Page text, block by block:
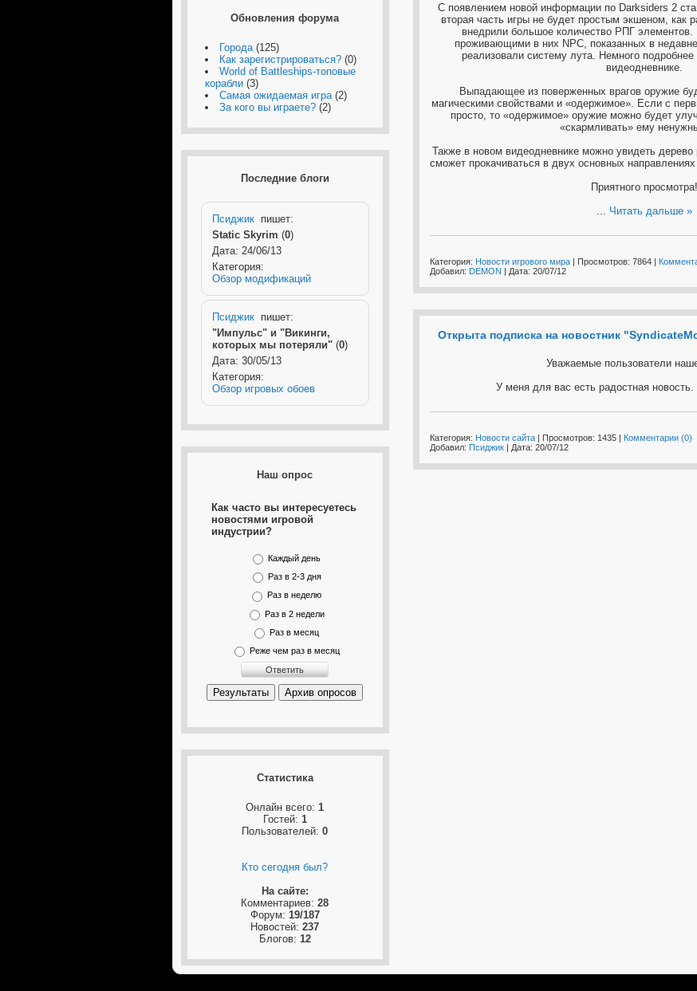
Обновления форума
Города (125)
Как зарегистрироваться? (0)
World of Battleships-топовые
корабли (3)
Самая ожидаемая игра (2)
За кого вы играете? (2)
Последние блоги
Псиджикпишет:
Static Skyrim (0)
Дата: 24/06/13
Категория:
Обзор модификаций
Псиджикпишет:
"Импульс" и "Викинги,
которых мы потеряли" (0)
Дата: 30/05/13
Категория:
Обзор игровых обоев
Наш опрос
Как часто вы интересуетесь
новостями игровой
индустрии?
Каждый день
Раз в 2-3 дня
Раз в неделю
Раз в 2 недели
Раз в месяц
Реже чем раз в месяц
Результаты Архив опросов
Статистика
Онлайн всего: 1
Гостей: 1
Пользователей: 0
Кто сегодня был?
На сайте:
Комментариев: 28
Форум: 19/187
Новостей: 237
Блогов: 12
С появлением новой информации по Darksiders 2
вторая часть игры не будет простым экшеном, как
внедрили большое количество РПГ элементов.
проживающими в них NPC, показанных в
реализовали систему лута. Немного
видеодневнике.
Выпадающее из поверженных врагов оружие
магическими свойствами и «одержимое». Если с
просто, то «одержимое» оружие можно будет
«скармливать» ему
Также в новом видеодневнике можно увидеть дерево
сможет прокачиваться в двух основных
Приятного просмотра!
Читать дальше »
Категория: Новости игрового мира| Просмотров: 7864 |
Добавил: DEMON | Дата: 20/07/12
Открыта подписка на новостник
Уважаемые пользователи
У меня для вас есть радостная новость.
Категория: Новости сайта| Просмотров: 1435 | Комментарии (0)
Добавил: Псиджик| Дата: 20/07/12